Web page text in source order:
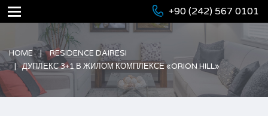
+90 (242) 567 0101
HOME
RESIDENCE DAIRESI
ДУПЛЕКС 3+1 В ЖИЛОМ КОМПЛЕКСЕ «ORION HILL»